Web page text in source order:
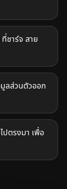
ชาร์จ สาย
ลส่วนตัวออก
ปตรงมา เพื่อ